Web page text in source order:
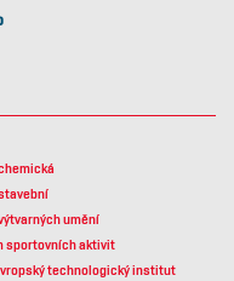
umění
sportovních aktivit
technologický institut